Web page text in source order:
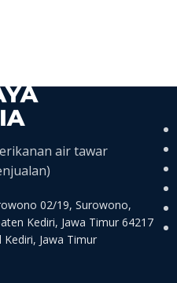
air tawar
02/19, Surowono,
Kediri, Jawa Timur 64217
Jawa Timur